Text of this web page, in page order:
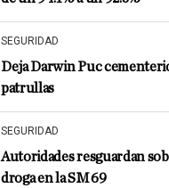
SEGURIDAD
Deja Darwin Puc
patrullas
SEGURIDAD
Autoridades resguardan
droga en la SM 69